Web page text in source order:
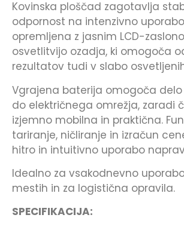
Kovinska ploščad zagotavlja
odpornost na intenzivno
opremljena z jasnim LCD-
osvetlitvijo ozadja, ki omogoča
rezultatov tudi v slabo
Vgrajena baterija omogoča
do električnega omrežja, zaradi
izjemno mobilna in praktična.
tariranje, ničliranje in izračun
hitro in intuitivno uporabo
Idealno za vsakodnevno
mestih in za logistična opravila.
SPECIFIKACIJA: